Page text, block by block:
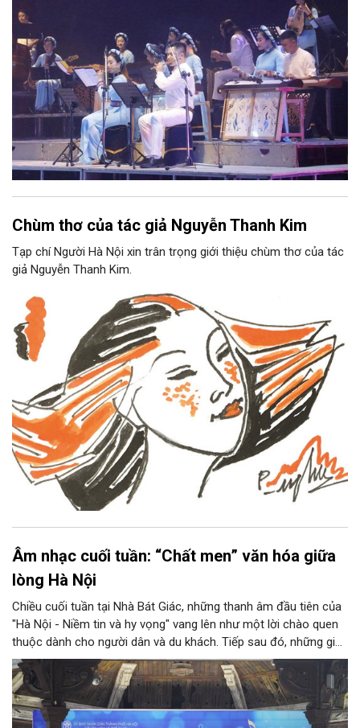
Chùm thơ của tác giả Nguyễn Thanh Kim
Tạp chí Người Hà Nội xin trân trọng giới thiệu chùm thơ của tác
giả Nguyễn Thanh Kim.
Âm nhạc cuối tuần: “Chất men” văn hóa giữa
lòng Hà Nội
Chiều cuối tuần tại Nhà Bát Giác, những thanh âm đầu tiên của
"Hà Nội - Niềm tin và hy vọng" vang lên như một lời chào quen
thuộc dành cho người dân và du khách. Tiếp sau đó, những giai
điệu jazz kinh điển của thế giới lần lượt cất lên qua phần biểu
diễn của NSƯT Quyền Văn Minh và các nghệ sĩ Bình Minh Jazz
Club, mở ra một không gian âm nhạc giàu cảm xúc ngay giữa
trung tâm Thủ đô.